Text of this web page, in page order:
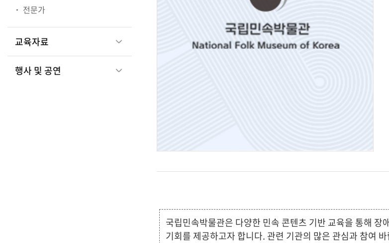
전문가
교육자료
행사 및 공연
국립민속박물관은 다양한 민속 콘텐츠 기반 교육을 통해
기회를 제공하고자 합니다. 관련 기관의 많은 관심과 참여